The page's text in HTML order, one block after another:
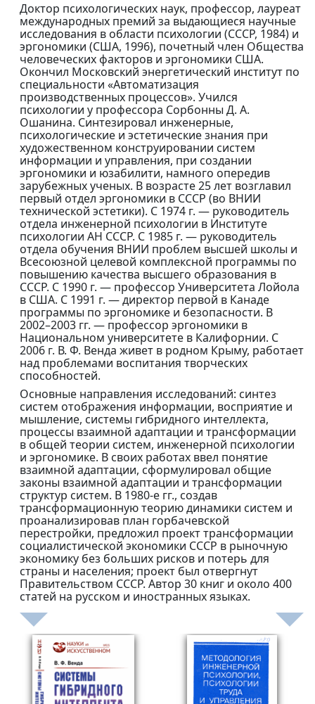
Доктор психологических наук, профессор, лауреат
международных премий за выдающиеся научные
исследования в области психологии (СССР, 1984) и
эргономики (США, 1996), почетный член Общества
человеческих факторов и эргономики США.
Окончил Московский энергетический институт по
специальности «Автоматизация
производственных процессов». Учился
психологии у профессора Сорбонны Д. А.
Ошанина. Синтезировал инженерные,
психологические и эстетические знания при
художественном конструировании систем
информации и управления, при создании
эргономики и юзабилити, намного опередив
зарубежных ученых. В возрасте 25 лет возглавил
первый отдел эргономики в СССР (во ВНИИ
технической эстетики). С 1974 г. — руководитель
отдела инженерной психологии в Институте
психологии АН СССР. С 1985 г. — руководитель
отдела обучения ВНИИ проблем высшей школы и
Всесоюзной целевой комплексной программы по
повышению качества высшего образования в
СССР. С 1990 г. — профессор Университета Лойола
в США. С 1991 г. — директор первой в Канаде
программы по эргономике и безопасности. В
2002–2003 гг. — профессор эргономики в
Национальном университете в Калифорнии. С
2006 г. В. Ф. Венда живет в родном Крыму, работает
над проблемами воспитания творческих
способностей.
Основные направления исследований: синтез
систем отображения информации, восприятие и
мышление, системы гибридного интеллекта,
процессы взаимной адаптации и трансформации
в общей теории систем, инженерной психологии
и эргономике. В своих работах ввел понятие
взаимной адаптации, сформулировал общие
законы взаимной адаптации и трансформации
структур систем. В 1980-е гг., создав
трансформационную теорию динамики систем и
проанализировав план горбачевской
перестройки, предложил проект трансформации
социалистической экономики СССР в рыночную
экономику без больших рисков и потерь для
страны и населения; проект был отвергнут
Правительством СССР. Автор 30 книг и около 400
статей на русском и иностранных языках.